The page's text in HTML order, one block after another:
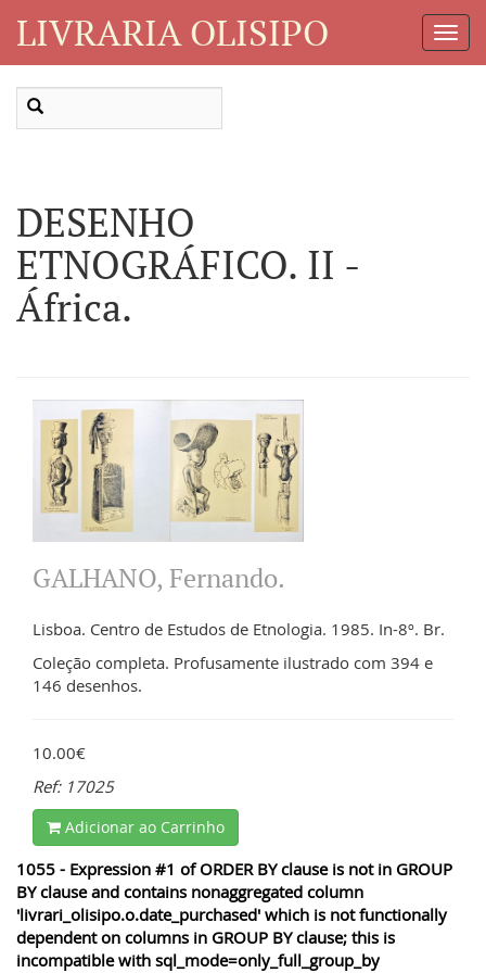
LIVRARIA OLISIPO
DESENHO
ETNOGRÁFICO. II -
África.
GALHANO, Fernando.
Lisboa. Centro de Estudos de Etnologia. 1985. In-8º. Br.
Coleção completa. Profusamente ilustrado com 394 e
146 desenhos.
10.00€
Ref: 17025
Adicionar ao Carrinho
1055 - Expression #1 of ORDER BY clause is not in GROUP
BY clause and contains nonaggregated column
'livrari_olisipo.o.date_purchased' which is not functionally
dependent on columns in GROUP BY clause; this is
incompatible with sql_mode=only_full_group_by